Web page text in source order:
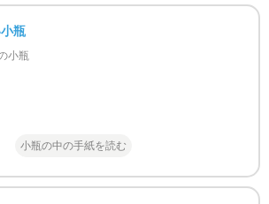
瓶
小瓶
小瓶の中の手紙を読む